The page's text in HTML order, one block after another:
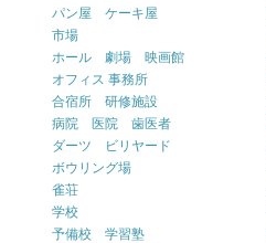
パン屋 ケーキ屋
市場
ホール 劇場 映画館
オフィス 事務所
合宿所 研修施設
病院 医院 歯医者
ダーツ ビリヤード
ボウリング場
雀荘
学校
予備校 学習塾